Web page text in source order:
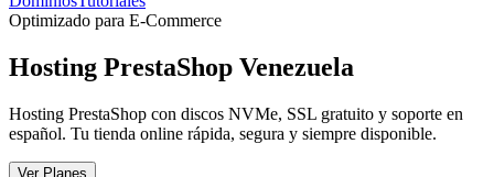
Optimizado para E-Commerce
Hosting PrestaShop Venezuela
Hosting PrestaShop con discos NVMe, SSL gratuito y soporte en
español. Tu tienda online rápida, segura y siempre disponible.
Ver Planes